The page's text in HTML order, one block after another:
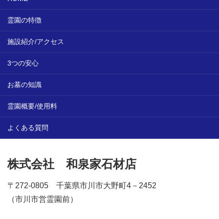
霊園の特徴
施設紹介/アクセス
3つの安心
お墓の知識
霊園概要/使用料
よくある質問
株式会社 和泉家石材店
〒272-0805 千葉県市川市大野町4－2452
（市川市営霊園前）